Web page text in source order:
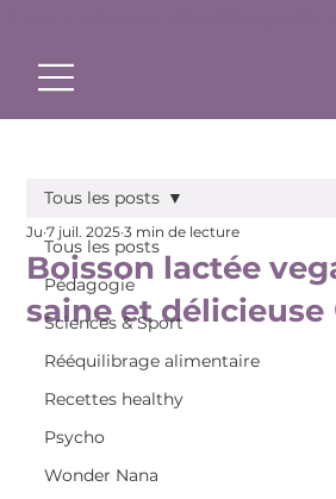
Tous les posts
Pédagogie
Sciences & Sport
Rééquilibrage alimentaire
Recettes healthy
Psycho
Wonder Nana
Tous les posts
Boisson lactée
saine et délicieuse
Ju 7 juil. 2025 3 min de lecture